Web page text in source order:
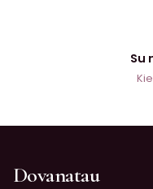
Su
Dovanatau